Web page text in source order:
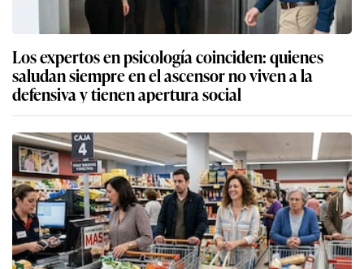
Los expertos en psicología coinciden: quienes
saludan siempre en el ascensor no viven a la
defensiva y tienen apertura social